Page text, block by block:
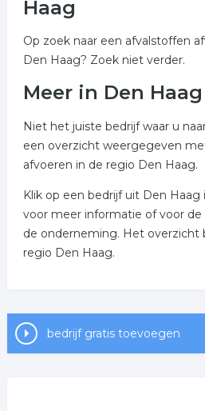
Haag
Op zoek naar een afvalstoffen
Den Haag? Zoek niet verder.
Meer in Den Haag
Niet het juiste bedrijf waar u
een overzicht weergegeven
afvoeren in de regio Den Haag.
Klik op een bedrijf uit Den Haag
voor meer informatie of voor
de onderneming. Het overzicht
regio Den Haag.
bedrijf gratis toevoegen